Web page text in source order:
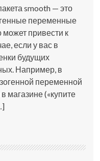
smooth — это
переменные
привести к
если у вас в
будущих
Например, в
переменной
магазине («купите